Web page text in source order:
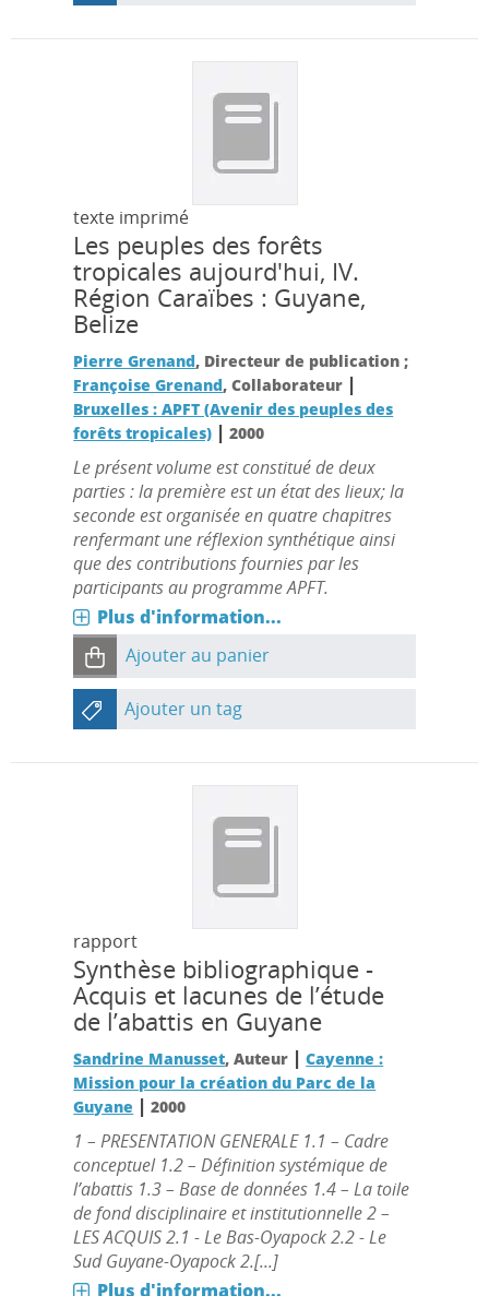
texte imprimé
Les peuples des forêts
tropicales aujourd'hui, IV.
Région Caraïbes : Guyane,
Belize
Pierre Grenand, Directeur de publication ;
Françoise Grenand, Collaborateur |
Bruxelles : APFT (Avenir des peuples des
forêts tropicales) |2000
Le présent volume est constitué de deux
parties : la première est un état des lieux; la
seconde est organisée en quatre chapitres
renfermant une réflexion synthétique ainsi
que des contributions fournies par les
participants au programme APFT.
Plus d'information...
Ajouter au panier
Ajouter un tag
rapport
Synthèse bibliographique -
Acquis et lacunes de l’étude
de l’abattis en Guyane
Sandrine Manusset, Auteur |Cayenne :
Mission pour la création du Parc de la
Guyane |2000
1 – PRESENTATION GENERALE 1.1 – Cadre
conceptuel 1.2 – Définition systémique de
l’abattis 1.3 – Base de données 1.4 – La toile
de fond disciplinaire et institutionnelle 2 –
LES ACQUIS 2.1 - Le Bas-Oyapock 2.2 - Le
Sud Guyane-Oyapock 2.[...]
Plus d'information...